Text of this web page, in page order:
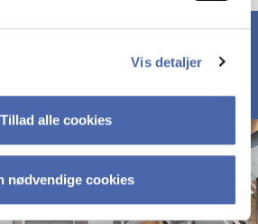
Vis detaljer
Tillad alle cookies
nødvendige cookies